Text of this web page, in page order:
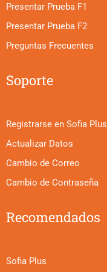
Presentar Prueba F1
Presentar Prueba F2
Preguntas Frecuentes
Soporte
Registrarse en Sofia Plus
Actualizar Datos
Cambio de Correo
Cambio de Contraseña
Recomendados
Sofia Plus